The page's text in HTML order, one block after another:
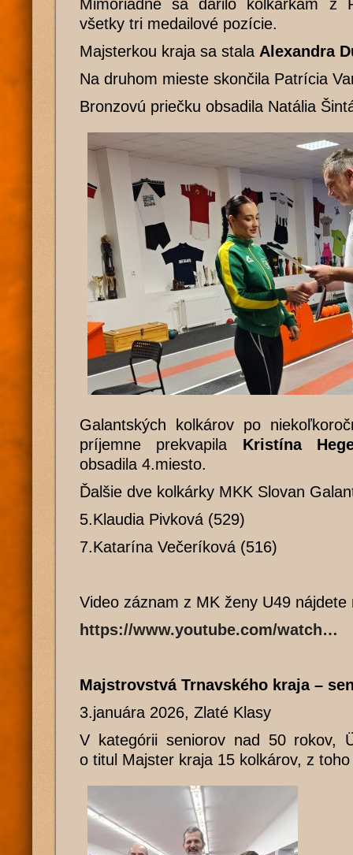
Mimoriadne sa darilo kolkárkam z
všetky tri medailové pozície.
Majsterkou kraja sa stala Alexandra
Na druhom mieste skončila Patrícia
Bronzovú priečku obsadila Natália
Galantských kolkárov po
príjemne prekvapila Kristína
obsadila 4.miesto.
Ďalšie dve kolkárky MKK Slovan
5.Klaudia Pivková (529)
7.Katarína Večeríková (516)
Video záznam z MK ženy U49 nájdete
https://www.youtube.com/watch…
Majstrovstvá Trnavského kraja –
3.januára 2026, Zlaté Klasy
V kategórii seniorov nad 50 rokov,
o titul Majster kraja 15 kolkárov, z